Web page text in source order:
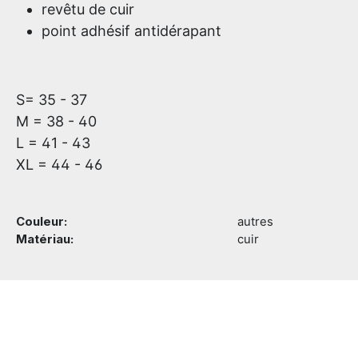
revêtu de cuir
point adhésif antidérapant
S= 35 - 37
M = 38 - 40
L = 41 - 43
XL = 44 - 46
Couleur:
autres
Matériau:
cuir